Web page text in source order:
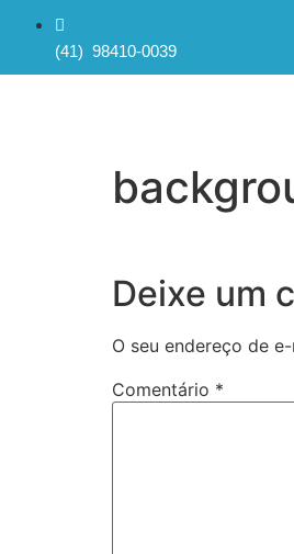
(41) 98410-0039
Deixe um
O seu endereço de
Comentário *